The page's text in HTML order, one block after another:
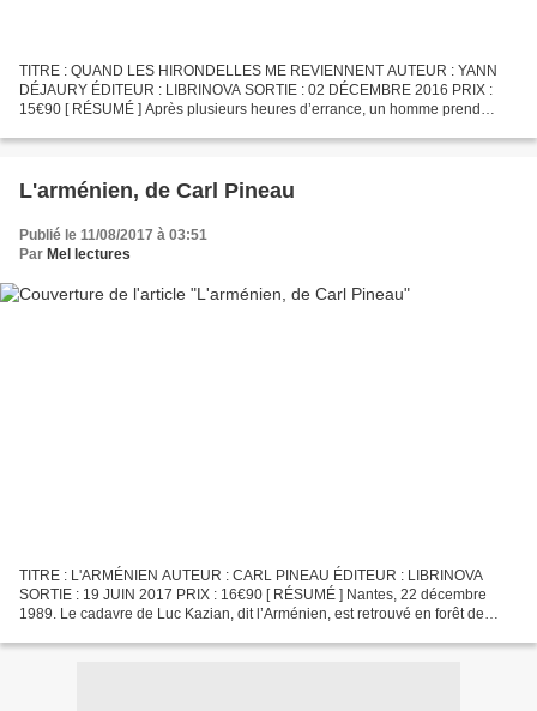
TITRE : QUAND LES HIRONDELLES ME REVIENNENT AUTEUR : YANN
DÉJAURY ÉDITEUR : LIBRINOVA SORTIE : 02 DÉCEMBRE 2016 PRIX :
15€90 [ RÉSUMÉ ] Après plusieurs heures d’errance, un homme prend
L'arménien, de Carl Pineau
Publié le 11/08/2017 à 03:51
Par Mel lectures
TITRE : L'ARMÉNIEN AUTEUR : CARL PINEAU ÉDITEUR : LIBRINOVA
SORTIE : 19 JUIN 2017 PRIX : 16€90 [ RÉSUMÉ ] Nantes, 22 décembre
1989. Le cadavre de Luc Kazian, dit l’Arménien, est retrouvé en forêt de